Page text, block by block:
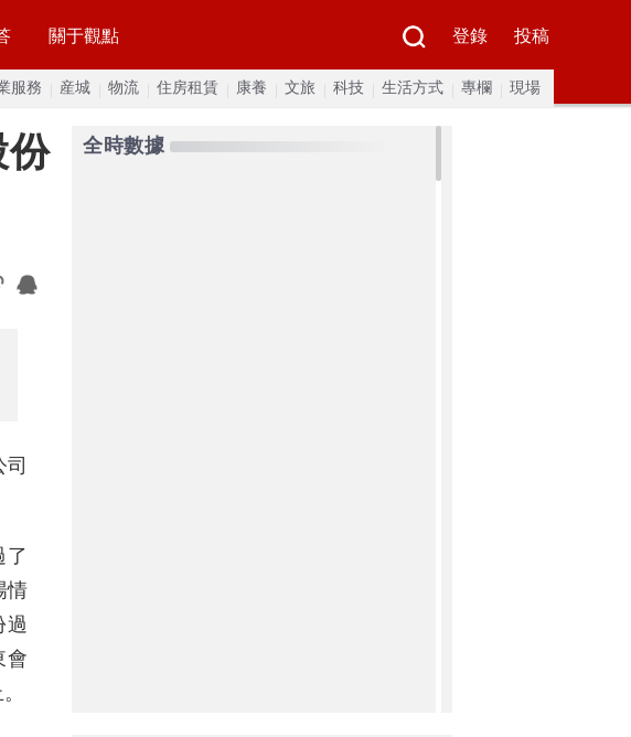
關于觀點 登錄 投稿
服務 産城 物流 住房租賃 康養 文旅 科技 生活方式 專欄 現場
份
了
情
過
會
全時數據